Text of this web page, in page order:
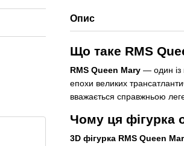
Опис
Що таке RMS
RMS Queen Mary— один із
епохи великих
вважається справжньою
Чому ця фігурка
3D фігурка RMS Queen